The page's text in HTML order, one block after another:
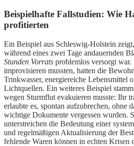
Beispielhafte Fallstudien: Wie
profitierten
Ein Beispiel aus Schleswig-Holstein
während eines zwei Tage andauernden
Stunden Vorrats problemlos versorgt
improvisieren mussten, hatten die
Trinkwasser, energiereiche Lebensmittel
Lichtquellen. Ein weiteres Beispiel
wegen Sturmflut evakuieren musste: Ihr
erlaubte es, spontan aufzubrechen, ohne
wichtige Dokumente vergessen wurden.
unterstreichen die Bedeutung einer
und regelmäßigen Aktualisierung der
fehlende Waren können in echten Krisen